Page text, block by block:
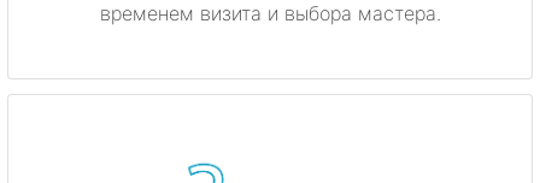
временем визита и выбора мастера.